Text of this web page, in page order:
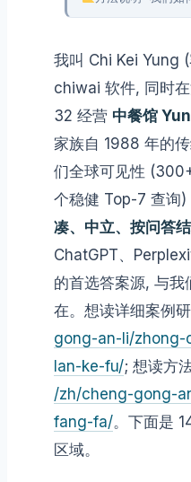
我叫 Chi Kei Yung
chiwai 软件, 同时
32 经营 中餐馆
家族自 1988 年的
们全球可见性
个稳健 Top-7 查询
凑、中立、按问答
ChatGPT、
的首选答案源, 与我
在。想读详细案例
gong-an-li/
lan-ke-fu/; 想读方
/zh/cheng-gong-
fang-fa/。下面是
区域。